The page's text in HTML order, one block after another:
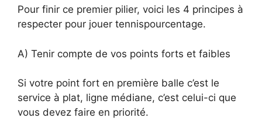
Pour finir ce premier pilier, voici les 4 principes à
respecter pour jouer tennispourcentage.
A) Tenir compte de vos points forts et faibles
Si votre point fort en première balle c’est le
service à plat, ligne médiane, c’est celui-ci que
vous devez faire en priorité.